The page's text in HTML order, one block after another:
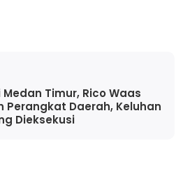
Timur, Rico Waas
Perangkat Daerah, Keluhan
Dieksekusi